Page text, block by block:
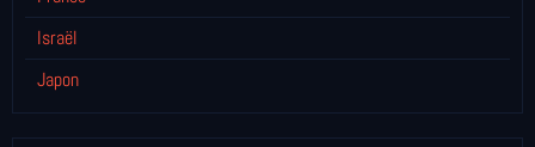
Israël
Japon